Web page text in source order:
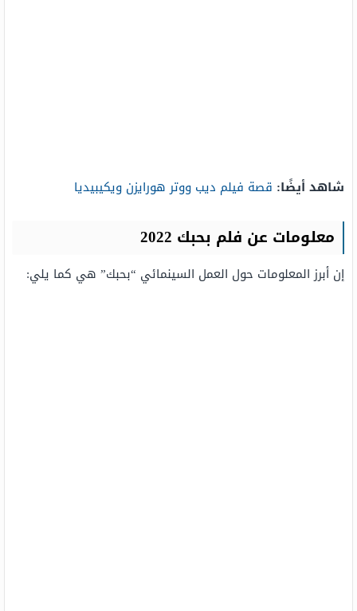
شاهد أيضًا: قصة فيلم ديب ووتر هورايزن ويكيبيديا
معلومات عن فلم بحبك 2022
إن أبرز المعلومات حول العمل السينمائي “بحبك” هي كما يلي: